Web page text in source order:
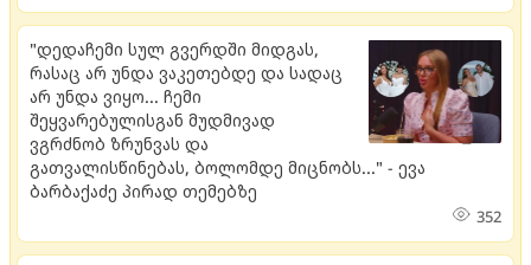
"დედაჩემი სულ გვერდში მიდგას,
რასაც არ უნდა ვაკეთებდე და სადაც
არ უნდა ვიყო... ჩემი
შეყვარებულისგან მუდმივად
ვგრძნობ ზრუნვას და
გათვალისწინებას, ბოლომდე მიცნობს..." - ევა
ბარბაქაძე პირად თემებზე
352